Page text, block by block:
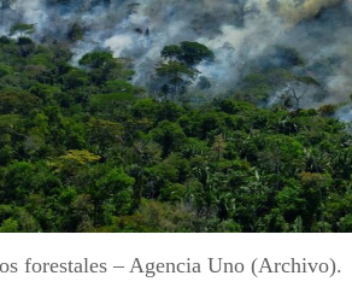
forestales – Agencia Uno (Archivo).